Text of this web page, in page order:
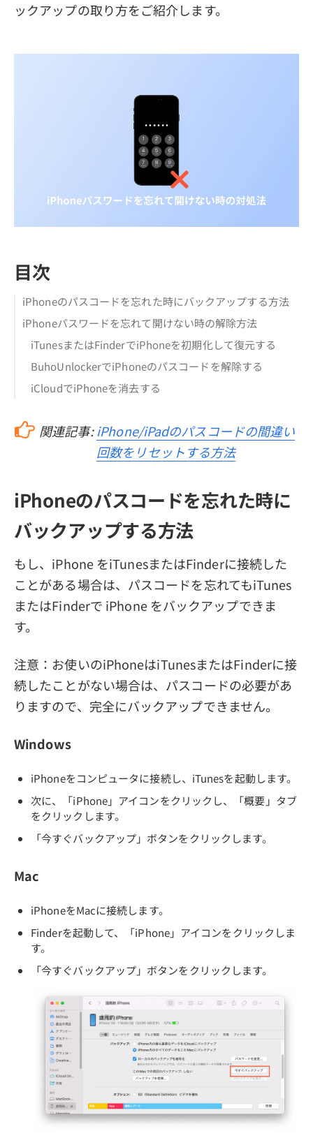
ックアップの取り方をご紹介します。
目次
iPhoneのパスコードを忘れた時にバックアップする方法
iPhoneパスワードを忘れて開けない時の解除方法
iTunesまたはFinderでiPhoneを初期化して復元する
BuhoUnlockerでiPhoneのパスコードを解除する
iCloudでiPhoneを消去する
関連記事: iPhone/iPadのパスコードの間違い
回数をリセットする方法
iPhoneのパスコードを忘れた時に
バックアップする方法
もし、iPhone をiTunesまたはFinderに接続した
ことがある場合は、パスコードを忘れてもiTunes
またはFinderで iPhone をバックアップできま
す。
注意：お使いのiPhoneはiTunesまたはFinderに接
続したことがない場合は、パスコードの必要があ
りますので、完全にバックアップできません。
Windows
iPhoneをコンピュータに接続し、iTunesを起動します。
次に、「iPhone」アイコンをクリックし、「概要」タブ
をクリックします。
「今すぐバックアップ」ボタンをクリックします。
Mac
iPhoneをMacに接続します。
Finderを起動して、「iPhone」アイコンをクリックしま
す。
「今すぐバックアップ」ボタンをクリックします。